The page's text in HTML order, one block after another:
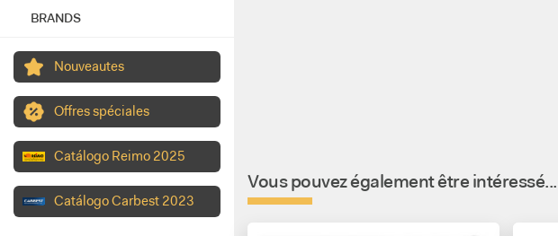
BRANDS
Nouveautes
Offres spéciales
Catálogo Reimo 2025
Catálogo Carbest 2023
Vous pouvez également être intéressé...